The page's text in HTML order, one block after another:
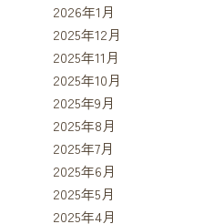
2026年1月
2025年12月
2025年11月
2025年10月
2025年9月
2025年8月
2025年7月
2025年6月
2025年5月
2025年4月